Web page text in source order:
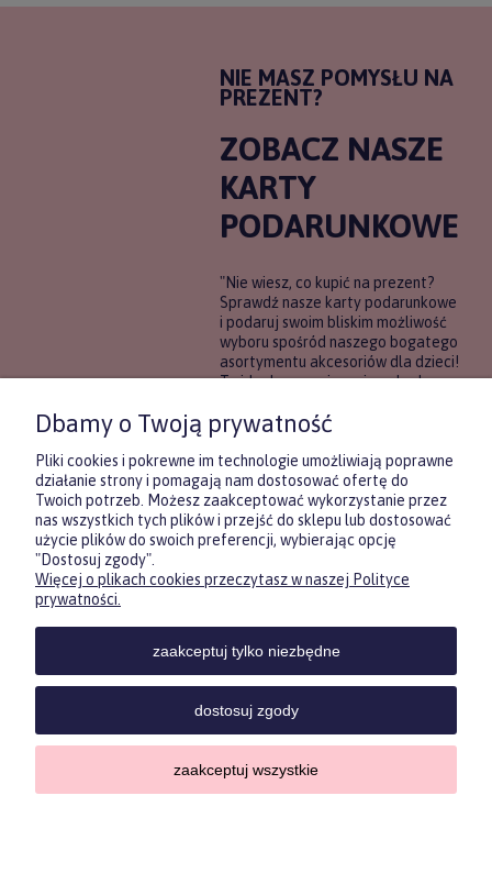
NIE MASZ POMYSŁU NA
PREZENT?
ZOBACZ NASZE
KARTY
PODARUNKOWE
"Nie wiesz, co kupić na prezent?
Sprawdź nasze karty podarunkowe
i podaruj swoim bliskim możliwość
wyboru spośród naszego bogatego
asortymentu akcesoriów dla dzieci!
To idealne rozwiązanie, gdy chcesz
pewności, co będzie najbardziej
trafione.
DOWIEDZ SIĘ WIĘCEJ
KONTAKTPOMOC MOJE
Sklep internetowy Shoper.pl
Dbamy o Twoją prywatność
Pliki cookies i pokrewne im technologie umożliwiają poprawne
działanie strony i pomagają nam dostosować ofertę do
Twoich potrzeb. Możesz zaakceptować wykorzystanie przez
nas wszystkich tych plików i przejść do sklepu lub dostosować
użycie plików do swoich preferencji, wybierając opcję
"Dostosuj zgody".
Więcej o plikach cookies przeczytasz w naszej Polityce
prywatności.
zaakceptuj tylko niezbędne
dostosuj zgody
zaakceptuj wszystkie
Zasubskrybuj nasz newsletter
i otrzymaj5% rabatu na pierwszyzakup.
Twój email